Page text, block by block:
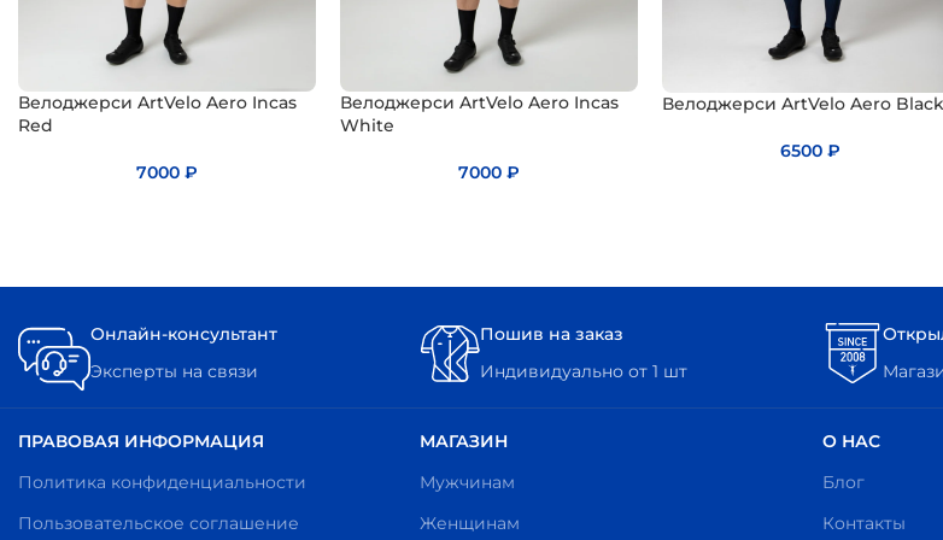
Велоджерси ArtVelo Aero Incas
Red
7000 ₽
Велоджерси ArtVelo Aero Incas
White
7000 ₽
Велоджерси ArtVelo Aero Black
6500 ₽
Онлайн-консультант
Эксперты на связи
Пошив на заказ
Индивидуально от 1 шт
ПРАВОВАЯ ИНФОРМАЦИЯ
Политика конфиденциальности
Пользовательское соглашение
МАГАЗИН
Мужчинам
Женщинам
О НАС
Блог
Контакты